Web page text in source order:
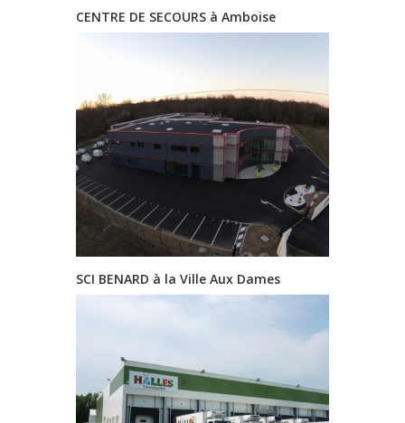
CENTRE DE SECOURS à Amboise
SCI BENARD à la Ville Aux Dames